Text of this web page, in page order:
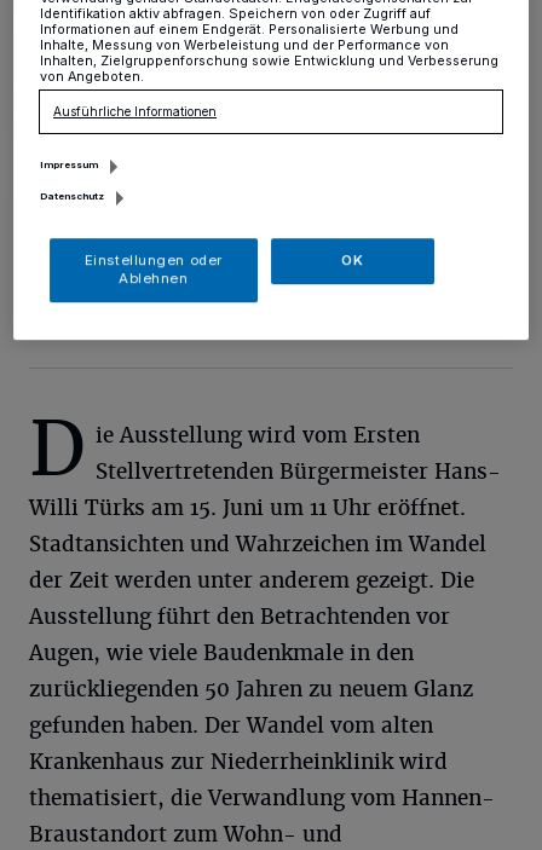
aus der Gründungszeit des Gymnasiums Korschenbroich, damals im
ehemaligen Hauptschulgebäude untergebracht. Dieser Trakt ist
heute auch schon Geschichte: Er wird gerade zurückgebaut und
macht dem neuen Schulcampus Platz.
D ie Ausstellung wird vom Ersten
Stellvertretenden Bürgermeister Hans-
Willi Türks am 15. Juni um 11 Uhr eröffnet.
Stadtansichten und Wahrzeichen im Wandel
der Zeit werden unter anderem gezeigt. Die
Ausstellung führt den Betrachtenden vor
Augen, wie viele Baudenkmale in den
zurückliegenden 50 Jahren zu neuem Glanz
gefunden haben. Der Wandel vom alten
Krankenhaus zur Niederrheinklinik wird
thematisiert, die Verwandlung vom Hannen-
Braustandort zum Wohn- und
Identifikation aktiv abfragen. Speichern von oder Zugriff auf
Informationen auf einem Endgerät. Personalisierte Werbung und
Inhalte, Messung von Werbeleistung und der Performance von
Inhalten, Zielgruppenforschung sowie Entwicklung und Verbesserung
von Angeboten.
Ausführliche Informationen
Impressum
Datenschutz
Einstellungen oder
Ablehnen
OK